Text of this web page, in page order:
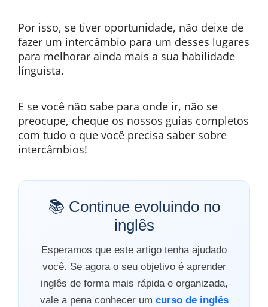
Por isso, se tiver oportunidade, não deixe de
fazer um intercâmbio para um desses lugares
para melhorar ainda mais a sua habilidade
línguista.
E se você não sabe para onde ir, não se
preocupe, cheque os nossos guias completos
com tudo o que você precisa saber sobre
intercâmbios!
📚 Continue evoluindo no
inglês
Esperamos que este artigo tenha ajudado
você. Se agora o seu objetivo é aprender
inglês de forma mais rápida e organizada,
vale a pena conhecer um curso de inglês